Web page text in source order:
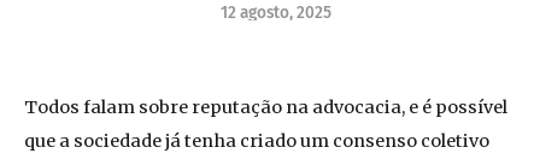
12 agosto, 2025
Todos falam sobre reputação na advocacia, e é possível
que a sociedade já tenha criado um consenso coletivo